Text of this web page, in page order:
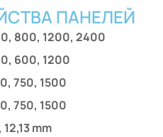
ПАНЕЛЕЙ
800, 1200, 2400
600, 1200
750, 1500
750, 1500
12,13 mm